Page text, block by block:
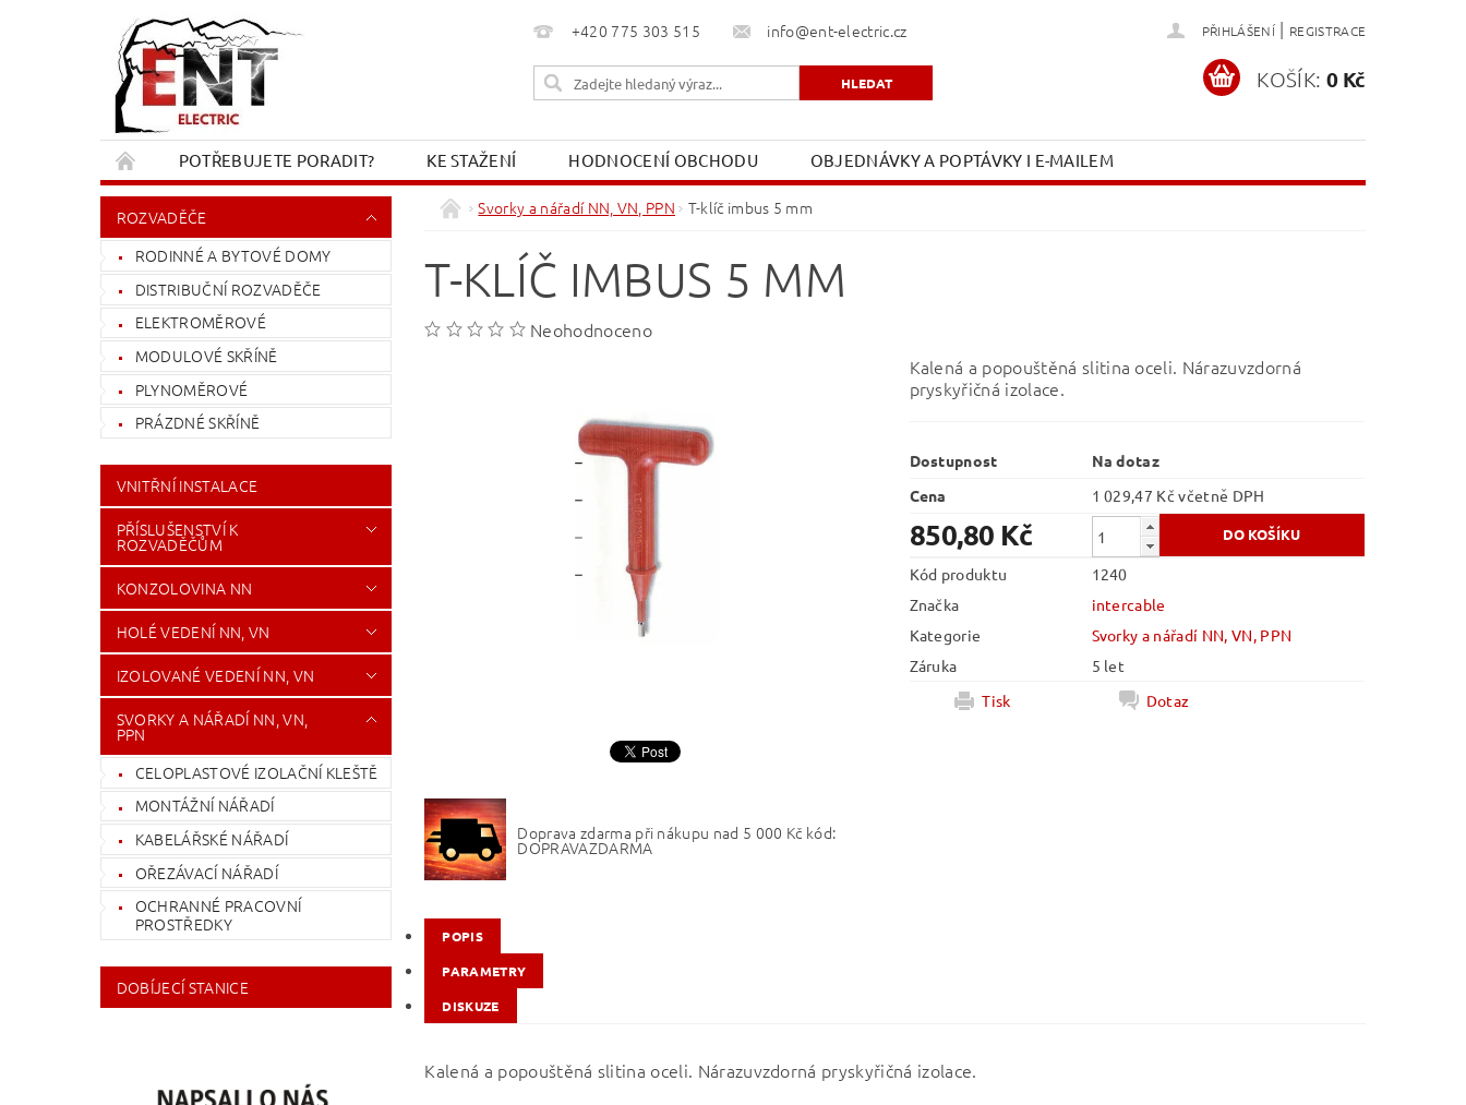
+420 775 303 515 info@ent-electric.cz PŘIHLÁŠENÍ | REGISTRACE
KOŠÍK: 0 Kč
POTŘEBUJETE PORADIT? KE STAŽENÍ HODNOCENÍ OBCHODU
OBJEDNÁVKY A POPTÁVKY I E-MAILEM
REKLAMACE A VRÁCENÍ
KONTAKT OBCHODNÍ PODMÍNKY MOJE OBJEDNÁVKA
ROZVADĚČE
RODINNÉ A BYTOVÉ DOMY
DISTRIBUČNÍ ROZVADĚČE
ELEKTROMĚROVÉ
MODULOVÉ SKŘÍNĚ
PLYNOMĚROVÉ
PRÁZDNÉ SKŘÍNĚ
VNITŘNÍ INSTALACE
PŘÍSLUŠENSTVÍ K
ROZVADĚČŮM
KONZOLOVINA NN
HOLÉ VEDENÍ NN, VN
IZOLOVANÉ VEDENÍ NN, VN
SVORKY A NÁŘADÍ NN, VN,
PPN
CELOPLASTOVÉ IZOLAČNÍ KLEŠTĚ
MONTÁŽNÍ NÁŘADÍ
KABELÁŘSKÉ NÁŘADÍ
OŘEZÁVACÍ NÁŘADÍ
OCHRANNÉ PRACOVNÍ
PROSTŘEDKY
DOBÍJECÍ STANICE
Svorky a nářadí NN, VN, PPN T-klíč imbus 5 mm
T-KLÍČ IMBUS 5 MM
Neohodnoceno
Kalená a popouštěná slitina oceli. Nárazuvzdorná
pryskyřičná izolace.
Dostupnost
Na dotaz
Cena
1 029,47 Kč včetně DPH
850,80 Kč
Kód produktu
1240
Značka
intercable
Kategorie
Svorky a nářadí NN, VN, PPN
Záruka
5 let
Tisk
Dotaz
Doprava zdarma při nákupu nad 5 000 Kč kód:
DOPRAVAZDARMA
POPIS
PARAMETRY
DISKUZE
Kalená a popouštěná slitina oceli. Nárazuvzdorná pryskyřičná izolace.